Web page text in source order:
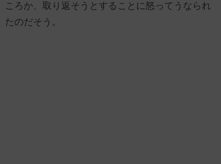
ころか、取り返そうとすることに怒ってうなられ
たのだそう。